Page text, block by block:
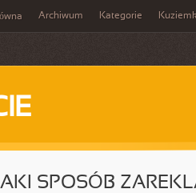
Archiwum Kategorie
SPOSÓB